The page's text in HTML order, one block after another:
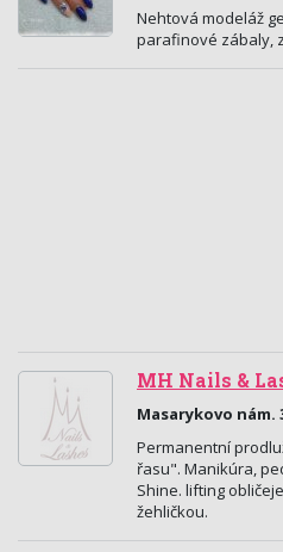
Nehtová modeláž
parafinové zábaly,
MH Nails &
Masarykovo nám.
Permanentní
řasu". Manikúra,
Shine. lifting
žehličkou.